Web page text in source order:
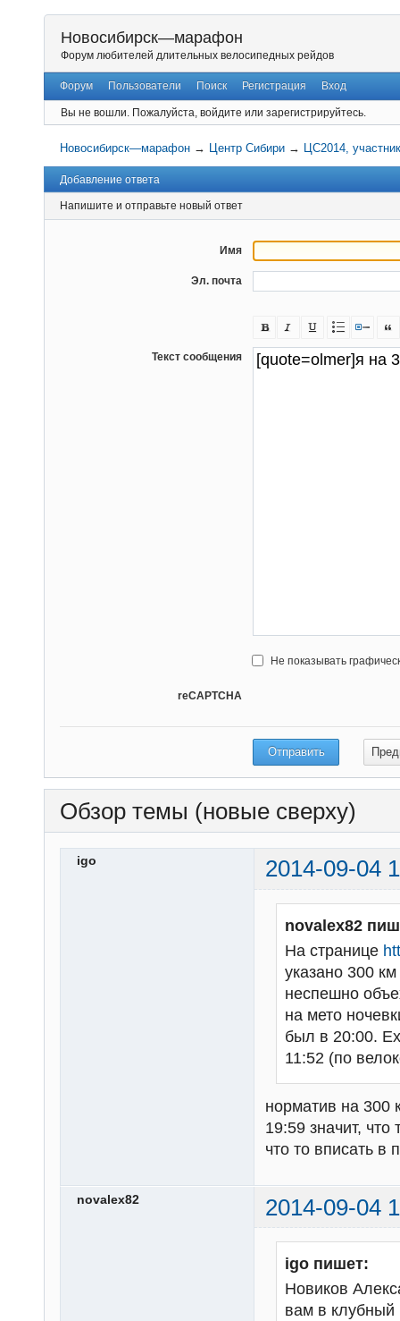
Новосибирск—марафон
Форум любителей длительных велосипедных рейдов
Форум Пользователи Поиск Регистрация Вход
Вы не вошли. Пожалуйста, войдите или зарегистрируйтесь.
Новосибирск—марафон → Центр Сибири → ЦС2014,
Добавление ответа
Напишите и отправьте новый ответ
Имя
Эл. почта
Текст сообщения
Не показывать
reCAPTCHA
Обзор темы (новые сверху)
igo 2014-09-04
novalex82
На странице
указано 300
неспешно
на мето
был в 20:00.
11:52 (по
норматив на 300
19:59 значит,
что то вписать в
novalex82 2014-09-04
igo пишет:
Новиков
вам в клубный